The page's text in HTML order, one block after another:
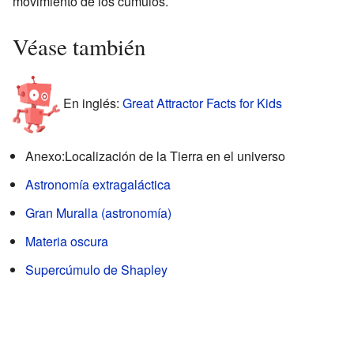
Véase también
En inglés: Great Attractor Facts for Kids
Anexo:Localización de la Tierra en el universo
Astronomía extragaláctica
Gran Muralla (astronomía)
Materia oscura
Supercúmulo de Shapley